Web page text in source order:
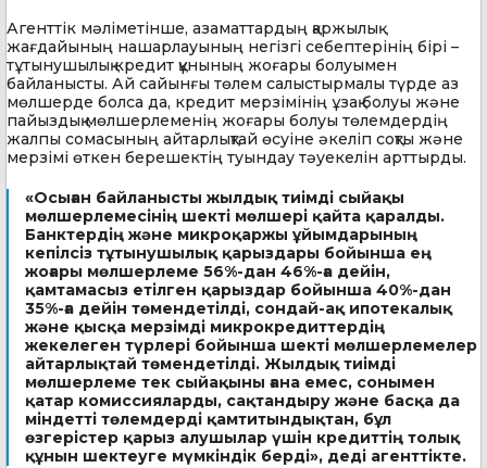
Агенттік мәліметінше, азаматтардың қаржылық
жағдайының нашарлауының негізгі себептерінің бірі –
тұтынушылық кредит құнының жоғары болуымен
байланысты. Ай сайынғы төлем салыстырмалы түрде аз
мөлшерде болса да, кредит мерзімінің ұзақ болуы және
пайыздық мөлшерлеменің жоғары болуы төлемдердің
жалпы сомасының айтарлықтай өсуіне әкеліп соқты және
мерзімі өткен берешектің туындау тәуекелін арттырды.
«Осыған байланысты жылдық тиімді сыйақы
мөлшерлемесінің шекті мөлшері қайта қаралды.
Банктердің және микроқаржы ұйымдарының
кепілсіз тұтынушылық қарыздары бойынша ең
жоғары мөлшерлеме 56%-дан 46%-ға дейін,
қамтамасыз етілген қарыздар бойынша 40%-дан
35%-ға дейін төмендетілді, сондай-ақ ипотекалық
және қысқа мерзімді микрокредиттердің
жекелеген түрлері бойынша шекті мөлшерлемелер
айтарлықтай төмендетілді. Жылдық тиімді
мөлшерлеме тек сыйақыны ғана емес, сонымен
қатар комиссияларды, сақтандыру және басқа да
міндетті төлемдерді қамтитындықтан, бұл
өзгерістер қарыз алушылар үшін кредиттің толық
құнын шектеуге мүмкіндік берді», деді агенттікте.